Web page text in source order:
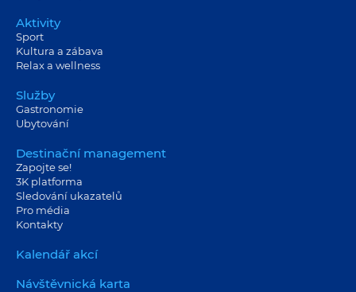
Aktivity
Sport
Kultura a zábava
Relax a wellness
Služby
Gastronomie
Ubytování
Destinační management
Zapojte se!
3K platforma
Sledování ukazatelů
Pro média
Kontakty
Kalendář akcí
Návštěvnická karta